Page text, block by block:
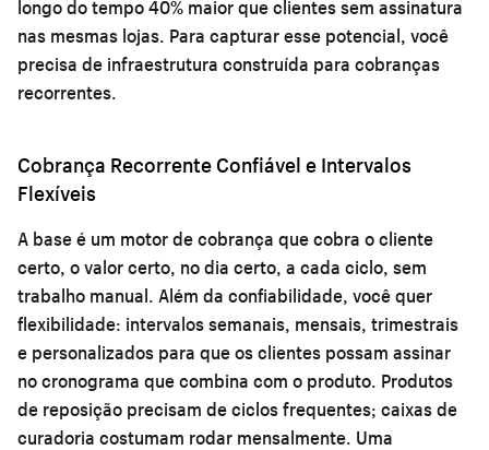
longo do tempo 40% maior que clientes sem assinatura
nas mesmas lojas. Para capturar esse potencial, você
precisa de infraestrutura construída para cobranças
recorrentes.
Cobrança Recorrente Confiável e Intervalos
Flexíveis
A base é um motor de cobrança que cobra o cliente
certo, o valor certo, no dia certo, a cada ciclo, sem
trabalho manual. Além da confiabilidade, você quer
flexibilidade: intervalos semanais, mensais, trimestrais
e personalizados para que os clientes possam assinar
no cronograma que combina com o produto. Produtos
de reposição precisam de ciclos frequentes; caixas de
curadoria costumam rodar mensalmente. Uma